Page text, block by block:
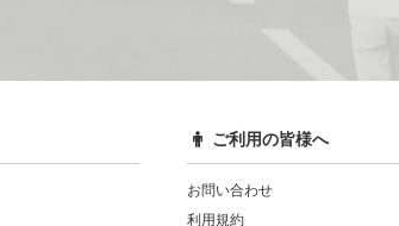
ご利用の皆様へ
お問い合わせ
利用規約